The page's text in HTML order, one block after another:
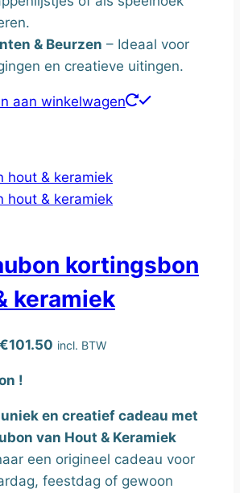
& Beurzen – Ideaal voor
en creatieve uitingen.
aan winkelwagen
kortingsbon
keramiek
€101.50 Prijsklasse:
€101.50
incl. BTW
!
uniek en creatief cadeau met
van Hout & Keramiek
een origineel cadeau voor
feestdag of gewoon